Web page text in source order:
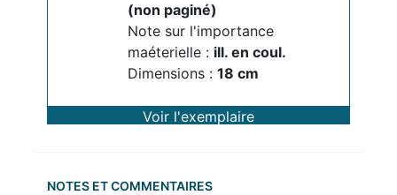
(non paginé)
Note sur l'importance
maéterielle : ill. en coul.
Dimensions : 18 cm
Voir l'exemplaire
NOTES ET COMMENTAIRES